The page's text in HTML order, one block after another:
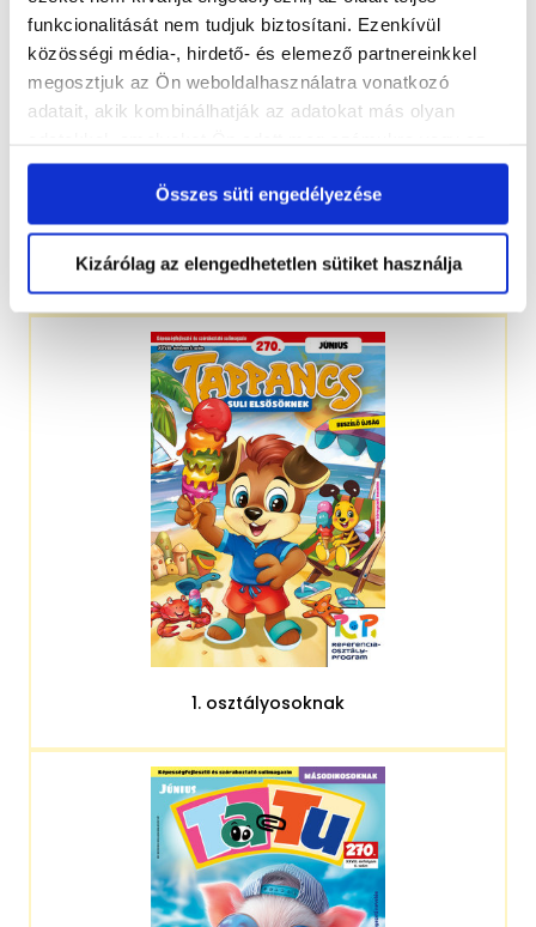
funkcionalitását nem tudjuk biztosítani. Ezenkívül
közösségi média-, hirdető- és elemező partnereinkkel
megosztjuk az Ön weboldalhasználatra vonatkozó
adatait, akik kombinálhatják az adatokat más olyan
Ön által használt más szolgáltatásokból gyűjtöttek.
Összes süti engedélyezése
Kizárólag az elengedhetetlen sütiket használja
4-7 éveseknek
1. osztályosoknak